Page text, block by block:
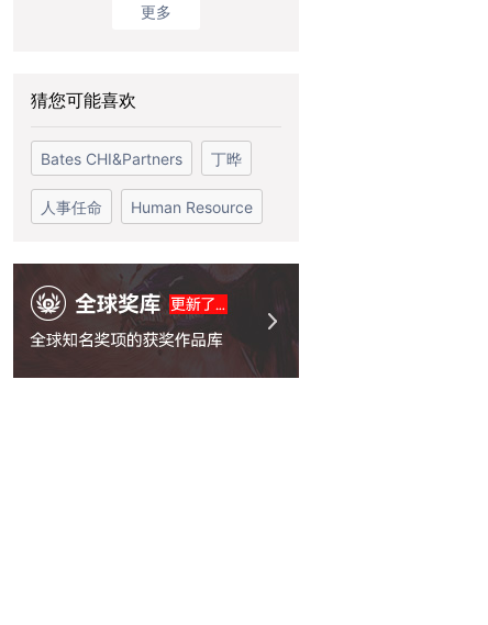
更多
猜您可能喜欢
Bates CHI&Partners 丁晔
人事任命 Human Resource